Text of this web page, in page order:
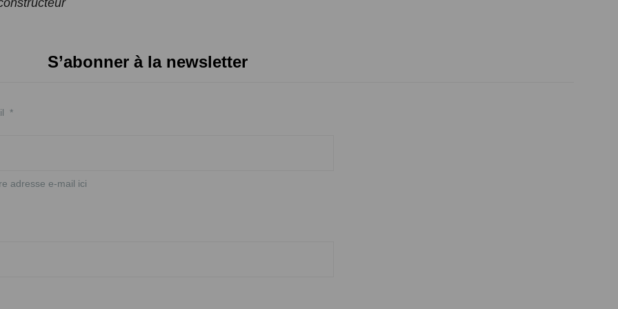
S’abonner à la newsletter
*
adresse e-mail ici